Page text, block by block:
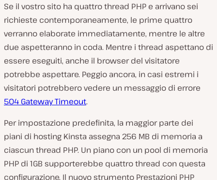
Se il vostro sito ha quattro thread PHP e arrivano sei
richieste contemporaneamente, le prime quattro
verranno elaborate immediatamente, mentre le altre
due aspetteranno in coda. Mentre i thread aspettano di
essere eseguiti, anche il browser del visitatore
potrebbe aspettare. Peggio ancora, in casi estremi i
visitatori potrebbero vedere un messaggio di errore
504 Gateway Timeout.
Per impostazione predefinita, la maggior parte dei
piani di hosting Kinsta assegna 256 MB di memoria a
ciascun thread PHP. Un piano con un pool di memoria
PHP di 1GB supporterebbe quattro thread con questa
configurazione. Il nuovo strumento Prestazioni PHP